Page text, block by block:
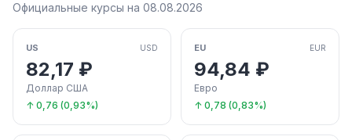
Официальные курсы на 08.08.2026
US USD
82,17 ₽
Доллар США
↑ 0,76 (0,93%)
EU EUR
94,84 ₽
Евро
↑ 0,78 (0,83%)